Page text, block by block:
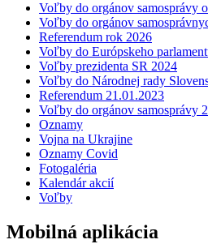
Voľby do orgánov samosprávy
Voľby do orgánov
Referendum rok 2026
Voľby do Európskeho
Voľby prezidenta SR 2024
Voľby do Národnej rady
Referendum 21.01.2023
Voľby do orgánov samosprávy
Oznamy
Vojna na Ukrajine
Oznamy Covid
Fotogaléria
Kalendár akcií
Voľby
Mobilná aplikácia